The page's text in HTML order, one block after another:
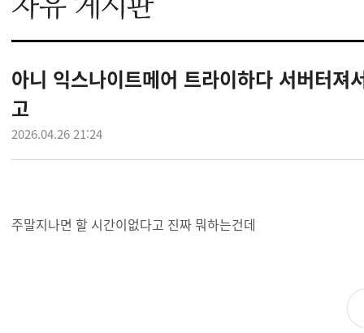
아니 익스나이트메어 트라이하다 서버터
고
2026.04.26 21:24
주말지나면 할 시간이없다고 진짜 뭐하는건데